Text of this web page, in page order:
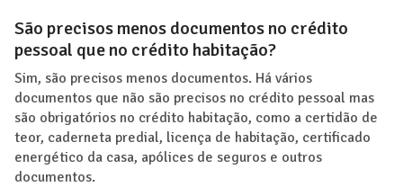
São precisos menos documentos no crédito
pessoal que no crédito habitação?
Sim, são precisos menos documentos. Há vários
documentos que não são precisos no crédito pessoal mas
são obrigatórios no crédito habitação, como a certidão de
teor, caderneta predial, licença de habitação, certificado
energético da casa, apólices de seguros e outros
documentos.